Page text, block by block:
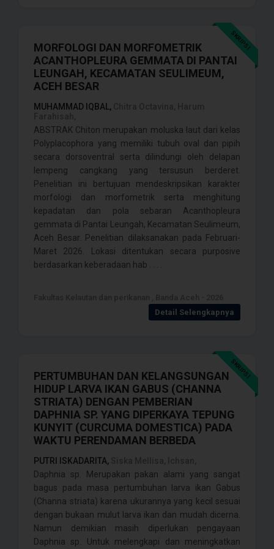
SKRIPSI
MORFOLOGI DAN MORFOMETRIK
ACANTHOPLEURA GEMMATA DI PANTAI
LEUNGAH, KECAMATAN SEULIMEUM,
ACEH BESAR
MUHAMMAD IQBAL,
ABSTRAK Chiton merupakan moluska laut dari kelas
Polyplacophora yang memiliki tubuh oval dan pipih
secara dorsoventral serta dilindungi oleh delapan
lempeng cangkang yang tersusun berderet.
Penelitian ini bertujuan mendeskripsikan karakter
morfologi dan morfometrik serta menghitung
kepadatan dan pola sebaran Acanthopleura
gemmata di Pantai Leungah, Kecamatan Seulimeum,
Aceh Besar. Penelitian dilaksanakan pada Februari-
Maret 2026. Lokasi ditentukan secara purposive
berdasarkan keberadaan hab . . . .
Detail Selengkapnya
SKRIPSI
PERTUMBUHAN DAN KELANGSUNGAN
HIDUP LARVA IKAN GABUS (CHANNA
STRIATA) DENGAN PEMBERIAN
DAPHNIA SP. YANG DIPERKAYA TEPUNG
KUNYIT (CURCUMA DOMESTICA) PADA
WAKTU PERENDAMAN BERBEDA
PUTRI ISKADARITA,
Daphnia sp. Merupakan pakan alami yang sangat
bagus pada masa pertumbuhan larva ikan Gabus
(Channa striata) karena ukurannya yang kecil sesuai
dengan bukaan mulut larva ikan dan mudah dicerna.
Namun demikian masih diperlukan pengayaan
Daphnia sp. Untuk melengkapi dan meningkatkan